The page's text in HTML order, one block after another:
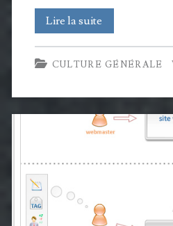
Lire la suite
ce
qu’il
Techie?
CULTURE GÉNÉRALE